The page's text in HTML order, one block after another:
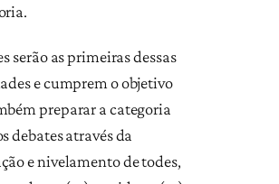
serão as primeiras dessas
e cumprem o objetivo
preparar a categoria
debates através da
e nivelamento de todes,